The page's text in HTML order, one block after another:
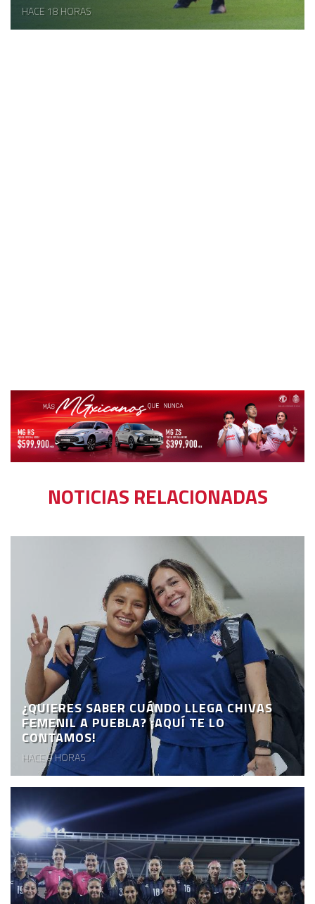
HACE 18 HORAS
NOTICIAS RELACIONADAS
¿QUIERES SABER CUÁNDO LLEGA CHIVAS
FEMENIL A PUEBLA? ¡AQUÍ TE LO
CONTAMOS!
HACE 9 HORAS